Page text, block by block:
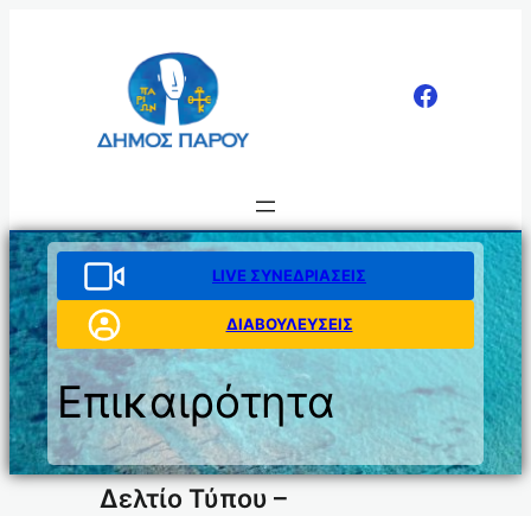
LIVE ΣΥΝΕΔΡΙΑΣΕΙΣ
ΔΙΑΒΟΥΛΕΥΣΕΙΣ
Επικαιρότητα
Δελτίο Τύπου –